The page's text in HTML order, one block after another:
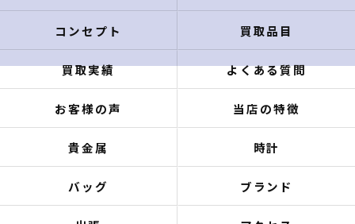
コンセプト 買取品目
買取実績 よくある質問
お客様の声 当店の特徴
貴金属 時計
バッグ ブランド